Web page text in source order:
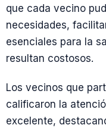
que cada vecino
necesidades,
esenciales para la
resultan costosos.
Los vecinos que
calificaron la
excelente,